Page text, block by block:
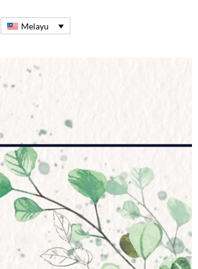
Melayu